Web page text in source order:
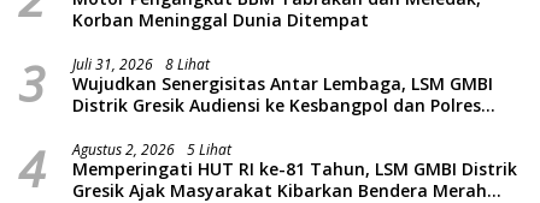
Korban Meninggal Dunia Ditempat
3 Juli 31, 2026 8 Lihat
Wujudkan Senergisitas Antar Lembaga, LSM GMBI
Distrik Gresik Audiensi ke Kesbangpol dan Polres
Piatu
4 Agustus 2, 2026 5 Lihat
Memperingati HUT RI ke-81 Tahun, LSM GMBI Distrik
Gresik Ajak Masyarakat Kibarkan Bendera Merah